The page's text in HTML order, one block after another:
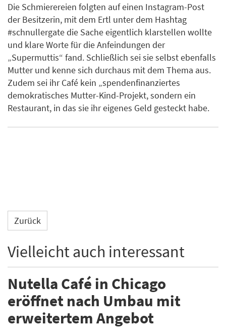
Die Schmierereien folgten auf einen Instagram-Post
der Besitzerin, mit dem Ertl unter dem Hashtag
#schnullergate die Sache eigentlich klarstellen wollte
und klare Worte für die Anfeindungen der
„Supermuttis“ fand. Schließlich sei sie selbst ebenfalls
Mutter und kenne sich durchaus mit dem Thema aus.
Zudem sei ihr Café kein „spendenfinanziertes
demokratisches Mutter-Kind-Projekt, sondern ein
Restaurant, in das sie ihr eigenes Geld gesteckt habe.
Zurück
Vielleicht auch interessant
Nutella Café in Chicago
eröffnet nach Umbau mit
erweitertem Angebot